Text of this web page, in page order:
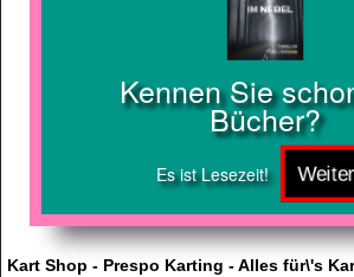
Kennen Sie
Bücher?
Es ist Lesezeit!
Kart Shop - Prespo Karting - Alles für\'s